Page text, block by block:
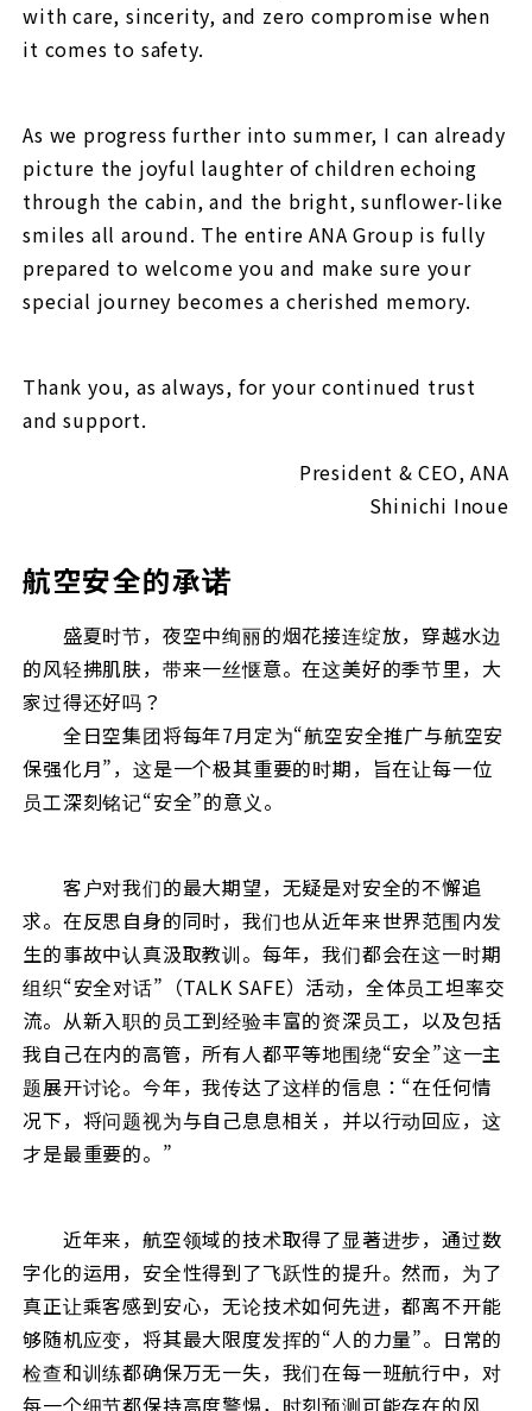
with care, sincerity, and zero compromise when
it comes to safety.
As we progress further into summer, I can already
picture the joyful laughter of children echoing
through the cabin, and the bright, sunflower-like
smiles all around. The entire ANA Group is fully
prepared to welcome you and make sure your
special journey becomes a cherished memory.
Thank you, as always, for your continued trust
and support.
President & CEO, ANA
Shinichi Inoue
航空安全的承诺
盛夏时节，夜空中绚丽的烟花接连绽放，穿越水边
的风轻拂肌肤，带来一丝惬意。在这美好的季节里，大
家过得还好吗？
全日空集团将每年7月定为“航空安全推广与航空安
保强化月”，这是一个极其重要的时期，旨在让每一位
员工深刻铭记“安全”的意义。
客户对我们的最大期望，无疑是对安全的不懈追
求。在反思自身的同时，我们也从近年来世界范围内发
生的事故中认真汲取教训。每年，我们都会在这一时期
组织“安全对话”（TALK SAFE）活动，全体员工坦率交
流。从新入职的员工到经验丰富的资深员工，以及包括
我自己在内的高管，所有人都平等地围绕“安全”这一主
题展开讨论。今年，我传达了这样的信息：“在任何情
况下，将问题视为与自己息息相关，并以行动回应，这
才是最重要的。”
近年来，航空领域的技术取得了显著进步，通过数
字化的运用，安全性得到了飞跃性的提升。然而，为了
真正让乘客感到安心，无论技术如何先进，都离不开能
够随机应变，将其最大限度发挥的“人的力量”。日常的
检查和训练都确保万无一失，我们在每一班航行中，对